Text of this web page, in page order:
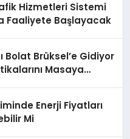
Hizmetleri Sistemi
Faaliyete Başlayacak
Bolat Brüksel’e Gidiyor
Masaya
Enerji Fiyatları
Mi